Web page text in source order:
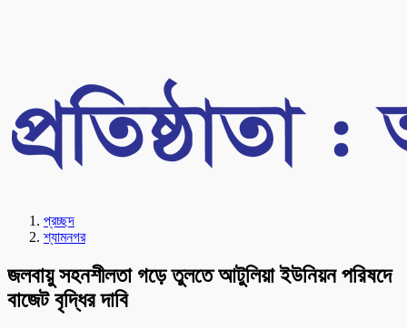
প্রচ্ছদ
শ্যামনগর
জলবায়ু সহনশীলতা গড়ে তুলতে আটুলিয়া ইউনিয়ন পরিষদে
বাজেট বৃদ্ধির দাবি